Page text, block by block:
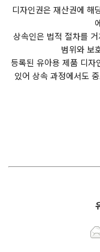
디자인권은 재산권에 해
상속인은 법적 절차를
범위와 보
등록된 유아용 제품 디자
있어 상속 과정에서도